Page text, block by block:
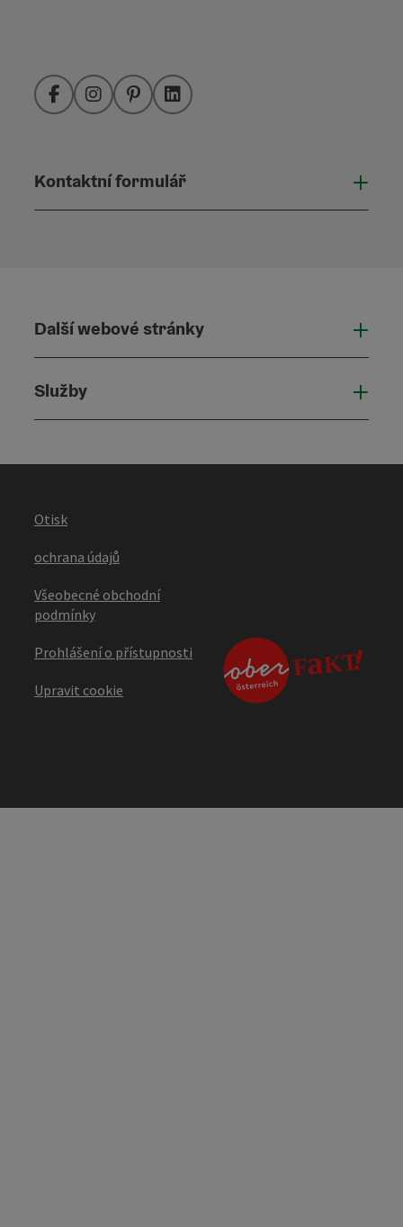
FacebookInstagramPinterestLinkedIn
Kontaktní formulář
Další webové stránky
Služby
Otisk
ochrana údajů
Všeobecné obchodní
podmínky
Prohlášení o přístupnosti
Upravit cookie